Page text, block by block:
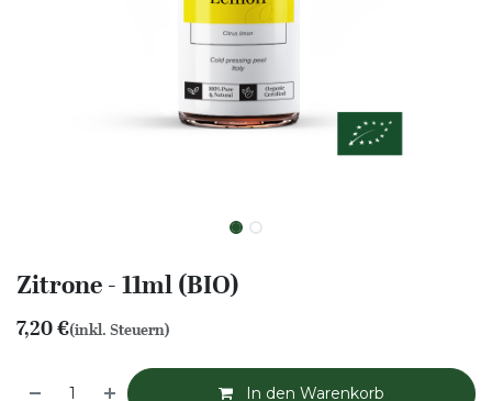
Zitrone - 11ml (BIO)
7,20€(inkl. Steuern)
In den Warenkorb